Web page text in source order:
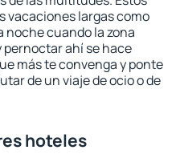
vacaciones largas como
noche cuando la zona
ahí se hace
más te convenga y ponte
de un viaje de ocio o de
hoteles